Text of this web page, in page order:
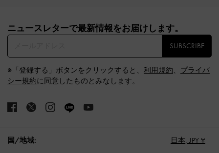
ニュースレターで最新情報をお届けします。​
SUBSCRIBE
※「登録する」ボタンをクリックすると、 利用規約、 プライバ
シー規約に同意したものとみなします。
国/地域: 日本, JPY ¥